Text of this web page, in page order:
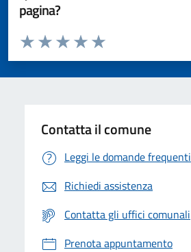
pagina?
Valuta da 1 a 5 stelle la pagina
Valuta 5 stelle su 5
Valuta 4 stelle su 5
Valuta 3 stelle su 5
Valuta 2 stelle su 5
Valuta 1 stelle su 5
Contatta il comune
Leggi le domande frequenti
Richiedi assistenza
Contatta gli uffici comunali
Prenota appuntamento